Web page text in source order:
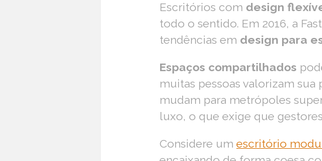
Escritórios com design
todo o sentido. Em 2016, a
tendências em design para
Espaços compartilhados
muitas pessoas valorizam sua
mudam para metrópoles
luxo, o que exige que
Considere um escritório